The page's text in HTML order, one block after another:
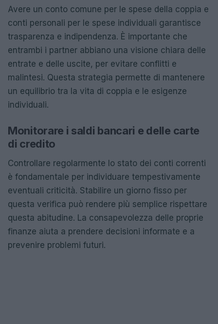
Avere un conto comune per le spese della coppia e
conti personali per le spese individuali garantisce
trasparenza e indipendenza. È importante che
entrambi i partner abbiano una visione chiara delle
entrate e delle uscite, per evitare conflitti e
malintesi. Questa strategia permette di mantenere
un equilibrio tra la vita di coppia e le esigenze
individuali.
Monitorare i saldi bancari e delle carte
di credito
Controllare regolarmente lo stato dei conti correnti
è fondamentale per individuare tempestivamente
eventuali criticità. Stabilire un giorno fisso per
questa verifica può rendere più semplice rispettare
questa abitudine. La consapevolezza delle proprie
finanze aiuta a prendere decisioni informate e a
prevenire problemi futuri.